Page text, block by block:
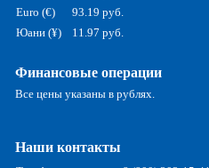
Euro (€)
93.19 руб.
Юани (¥)
11.97 руб.
Финансовые операции
Все цены указаны в рублях.
Наши контакты